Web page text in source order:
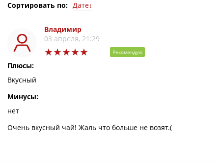
Сортировать по: Дате↓
Дате↑
Оценке↑
Владимир
03 апреля, 21:29
Рекомендую
Плюсы:
Вкусный
Минусы:
нет
Очень вкусный чай! Жаль что больше не возят.(